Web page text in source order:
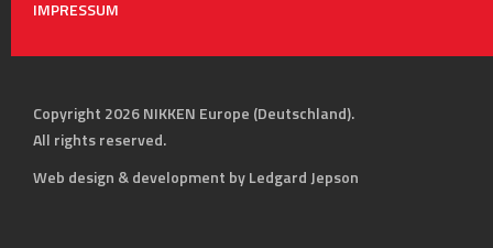
IMPRESSUM
Copyright 2026 NIKKEN Europe (Deutschland).
All rights reserved.
Web design & development by Ledgard Jepson